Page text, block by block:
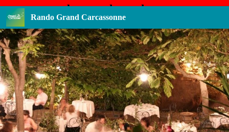
plus grande prudence.
Rando Grand Carcassonne